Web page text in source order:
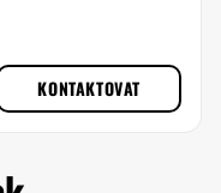
KONTAKTOVAT